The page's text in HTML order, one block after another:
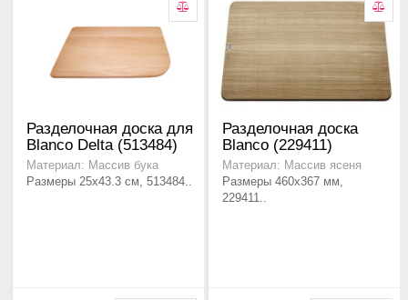
Разделочная доска для
Blanco Delta (513484)
Материал: Массив бука
Размеры 25x43.3 см, 513484..
Разделочная доска
Blanco (229411)
Материал: Массив ясеня
Размеры 460x367 мм,
229411..